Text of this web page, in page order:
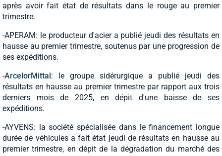
après avoir fait état de résultats dans le rouge au premier
trimestre.
-APERAM: le producteur d'acier a publié jeudi des résultats en
hausse au premier trimestre, soutenus par une progression de
ses expéditions.
-ArcelorMittal: le groupe sidérurgique a publié jeudi des
résultats en hausse au premier trimestre par rapport aux trois
derniers mois de 2025, en dépit d'une baisse de ses
expéditions.
-AYVENS: la société spécialisée dans le financement longue
durée de véhicules a fait état jeudi de résultats en hausse au
premier trimestre, en dépit de la dégradation du marché des